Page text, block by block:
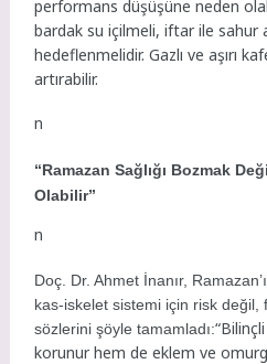
performans düşüşüne neden
bardak su içilmeli, iftar ile sahur
hedeflenmelidir. Gazlı ve aşırı
artırabilir.
n
“Ramazan Sağlığı Bozmak
Olabilir”
n
Doç. Dr. Ahmet İnanır,
kas-iskelet sistemi için risk değil,
sözlerini şöyle tamamladı:
korunur hem de eklem ve